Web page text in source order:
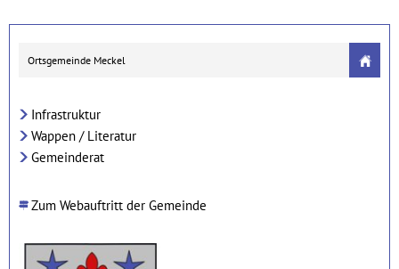
Ortsgemeinde Meckel
Infrastruktur
Wappen / Literatur
Gemeinderat
Zum Webauftritt der Gemeinde